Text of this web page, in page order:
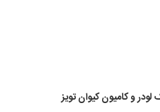
لودر و کامیون کیوان تویز